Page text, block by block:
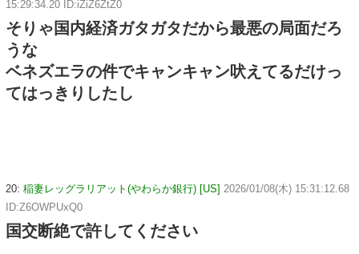
15:29:34.20 ID:iZiZ6ZtZ0
そりゃ国内経済ガタガタだから最悪の局面だろ
うな
ベネズエラの件でキャンキャン吠えてるだけっ
てはっきりしたし
20: 稲妻レッグラリアット(やわらか銀行) [US] 2026/01/08(木) 15:31:12.68
ID:Z6OWPUxQ0
国交断絶で許してください